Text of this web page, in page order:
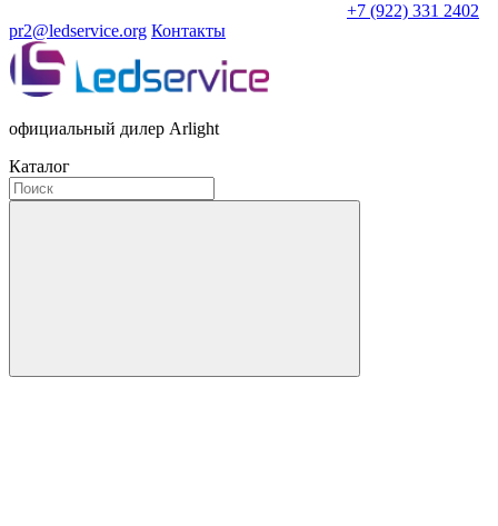
+7 (922) 331 2402
pr2@ledservice.org Контакты
официальный дилер Arlight
Каталог